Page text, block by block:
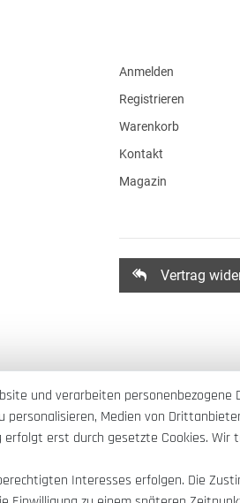
Anmelden
Registrieren
Warenkorb
Kontakt
Magazin
Vertrag
und verarbeiten personenbezogene
personalisieren, Medien von
erst durch gesetzte Cookies. Wir
Interesses erfolgen. Die